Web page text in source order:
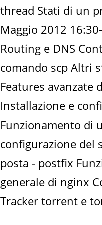
thread Stati di un
Maggio 2012
Routing e DNS
comando scp Altri
Features avanzate
Installazione e
Funzionamento di
configurazione del
posta - postfix
generale di nginx
Tracker torrent e